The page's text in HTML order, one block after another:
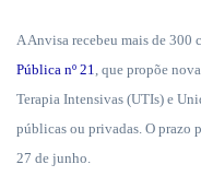
A Anvisa recebeu mais de
Pública nº 21, que propõe
Terapia Intensivas (UTIs) e
públicas ou privadas. O prazo
27 de junho.